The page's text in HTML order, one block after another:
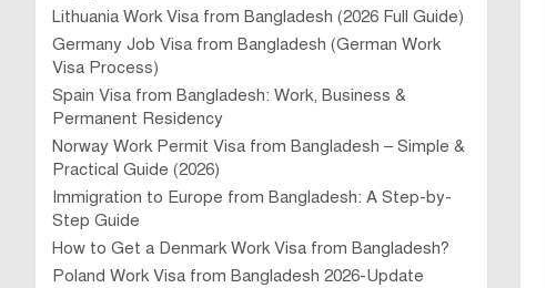
Lithuania Work Visa from Bangladesh (2026 Full Guide)
Germany Job Visa from Bangladesh (German Work
Visa Process)
Spain Visa from Bangladesh: Work, Business &
Permanent Residency
Norway Work Permit Visa from Bangladesh – Simple &
Practical Guide (2026)
Immigration to Europe from Bangladesh: A Step-by-
Step Guide
How to Get a Denmark Work Visa from Bangladesh?
Poland Work Visa from Bangladesh 2026-Update